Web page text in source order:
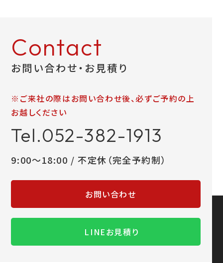
Contact
お問い合わせ・お見積り
※ご来社の際はお問い合わせ後、必ずご予約の上
お越しください
Tel.052-382-1913
9:00～18:00 / 不定休（完全予約制）
お問い合わせ
LINEお見積り